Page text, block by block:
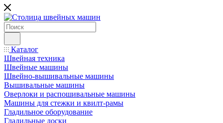
Каталог
Швейная техника
Швейные машины
Швейно-вышивальные машины
Вышивальные машины
Оверлоки и распошивальные машины
Машины для стежки и квилт-рамы
Гладильное оборудование
Гладильные доски